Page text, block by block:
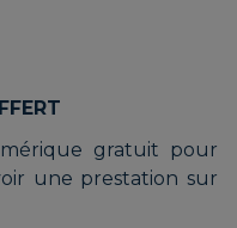
gratuit pour
une prestation sur